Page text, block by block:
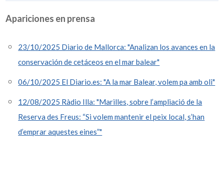
Apariciones en prensa
23/10/2025 Diario de Mallorca: "Analizan los avances en la
conservación de cetáceos en el mar balear"
06/10/2025 El Diario.es: "A la mar Balear, volem pa amb oli"
12/08/2025 Ràdio Illa: "Marilles, sobre l’ampliació de la
Reserva des Freus: “Si volem mantenir el peix local, s’han
d’emprar aquestes eines”"